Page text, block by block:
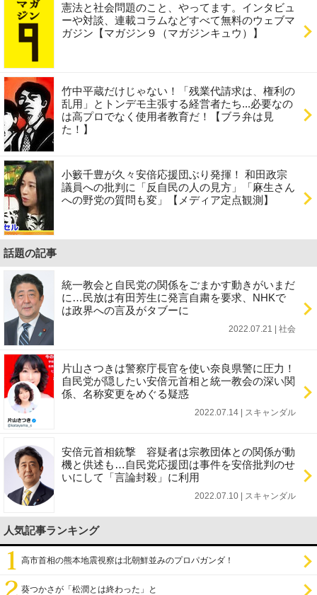
憲法と社会問題のこと、やってます。インタビュ
ーや対談、連載コラムなどすべて無料のウェブマ
ガジン【マガジン９（マガジンキュウ）】
竹中平蔵だけじゃない！「残業代請求は、権利の
乱用」とトンデモ主張する経営者たち...必要なの
は高プロでなく使用者教育だ！【ブラ弁は見
た！】
小籔千豊が久々安倍応援団ぶり発揮！ 和田政宗
議員への批判に「反自民の人の見方」「麻生さん
への野党の質問も変」【メディア定点観測】
話題の記事
統一教会と自民党の関係をごまかす動きがいまだ
に…民放は有田芳生に発言自粛を要求、NHKで
は政界への言及がタブーに
2022.07.21 | 社会
片山さつきは警察庁長官を使い奈良県警に圧力！
自民党が隠したい安倍元首相と統一教会の深い関
係、名称変更をめぐる疑惑
2022.07.14 | スキャンダル
安倍元首相銃撃 容疑者は宗教団体との関係が動
機と供述も…自民党応援団は事件を安倍批判のせ
いにして「言論封殺」に利用
2022.07.10 | スキャンダル
人気記事ランキング
高市首相の熊本地震視察は北朝鮮並みのプロパガンダ！
葵つかさが「松潤とは終わった」と